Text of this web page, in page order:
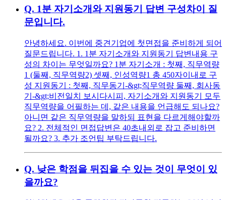
Q. 1분 자기소개와 지원동기 답변 구성차이 질
문입니다.
안녕하세요. 이번에 중견기업에 첫면접을 준비하게 되어
질문드립니다. 1. 1분 자기소개와 지원동기 답변내용 구
성의 차이는 무엇일까요? 1분 자기소개 : 첫째, 직무역량
1 (둘째, 직무역량2) 셋째, 인성역량1 총 450자이내로 구
성 지원동기 : 첫째, 직무동기-&gt;직무역량 둘째, 회사동
기-&gt;비전일치 보시다시피, 자기소개와 지원동기 모두
직무역량을 어필하는 데, 같은 내용을 언급해도 되나요?
아니면 같은 직무역량을 말하되 표현을 다르게해야할까
요? 2. 전체적인 면접답변은 40초내외로 잡고 준비하면
될까요? 3. 추가 조언팁 부탁드립니다.
Q. 낮은 학점을 뒤집을 수 있는 것이 무엇이 있
을까요?